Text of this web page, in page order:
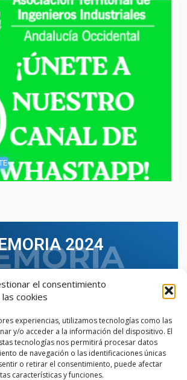
el consentimiento
cookies
experiencias, utilizamos tecnologías como las
y/o acceder a la información del dispositivo. El
tecnologías nos permitirá procesar datos
de navegación o las identificaciones únicas
o retirar el consentimiento, puede afectar
características y funciones.
2024